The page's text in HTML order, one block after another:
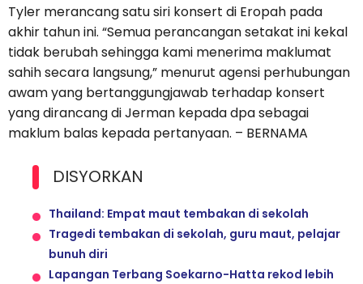
Tyler merancang satu siri konsert di Eropah pada
akhir tahun ini. “Semua perancangan setakat ini kekal
tidak berubah sehingga kami menerima maklumat
sahih secara langsung,” menurut agensi perhubungan
awam yang bertanggungjawab terhadap konsert
yang dirancang di Jerman kepada dpa sebagai
maklum balas kepada pertanyaan. – BERNAMA
DISYORKAN
Thailand: Empat maut tembakan di sekolah
Tragedi tembakan di sekolah, guru maut, pelajar
bunuh diri
Lapangan Terbang Soekarno-Hatta rekod lebih